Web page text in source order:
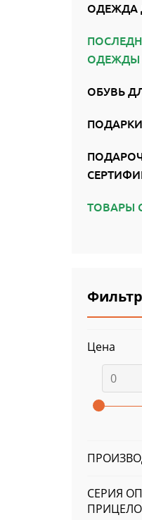
ОДЕЖДА
ОДЕЖДЫ
ОБУВЬ
ТОВАРЫ
Фильтр
Цена
СЕРИЯ